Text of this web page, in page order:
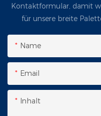
Kontaktformular, damit
für unsere breite
Name
Email
Inhalt